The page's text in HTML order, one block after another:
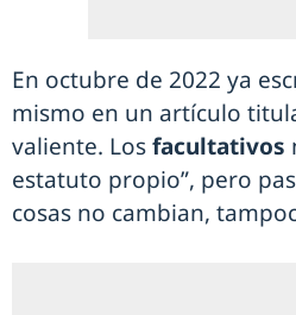
En octubre de 2022 ya
mismo en un artículo
valiente. Losfacultativos
estatuto propio”, pero
cosas no cambian,